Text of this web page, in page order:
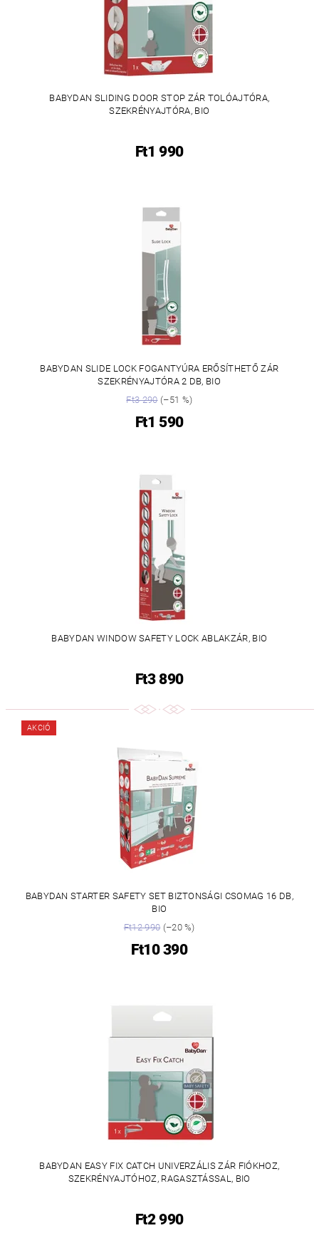
BABYDAN SLIDING DOOR STOP ZÁR TOLÓAJTÓRA,
SZEKRÉNYAJTÓRA, BIO
Ft1 990
BABYDAN SLIDE LOCK FOGANTYÚRA ERŐSÍTHETŐ ZÁR
SZEKRÉNYAJTÓRA 2 DB, BIO
Ft3 290(–51 %)
Ft1 590
BABYDAN WINDOW SAFETY LOCK ABLAKZÁR, BIO
Ft3 890
AKCIÓ
BABYDAN STARTER SAFETY SET BIZTONSÁGI CSOMAG 16 DB,
BIO
Ft12 990(–20 %)
Ft10 390
BABYDAN EASY FIX CATCH UNIVERZÁLIS ZÁR FIÓKHOZ,
SZEKRÉNYAJTÓHOZ, RAGASZTÁSSAL, BIO
Ft2 990